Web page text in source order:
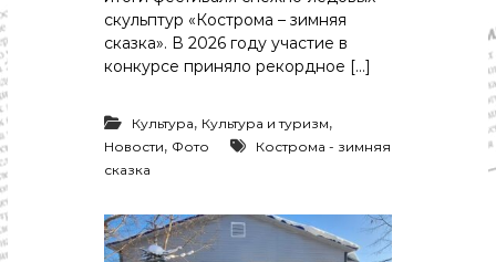
скульптур «Кострома – зимняя
сказка». В 2026 году участие в
конкурсе приняло рекордное […]
Культура, Культура и туризм,
Новости, Фото
Кострома - зимняя
сказка